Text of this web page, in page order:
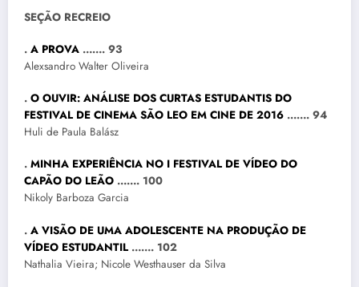
SEÇÃO RECREIO
. A PROVA ……. 93
Alexsandro Walter Oliveira
. O OUVIR: ANÁLISE DOS CURTAS ESTUDANTIS DO
FESTIVAL DE CINEMA SÃO LEO EM CINE DE 2016 ……. 94
Huli de Paula Balász
. MINHA EXPERIÊNCIA NO I FESTIVAL DE VÍDEO DO
CAPÃO DO LEÃO ……. 100
Nikoly Barboza Garcia
. A VISÃO DE UMA ADOLESCENTE NA PRODUÇÃO DE
VÍDEO ESTUDANTIL ……. 102
Nathalia Vieira; Nicole Westhauser da Silva